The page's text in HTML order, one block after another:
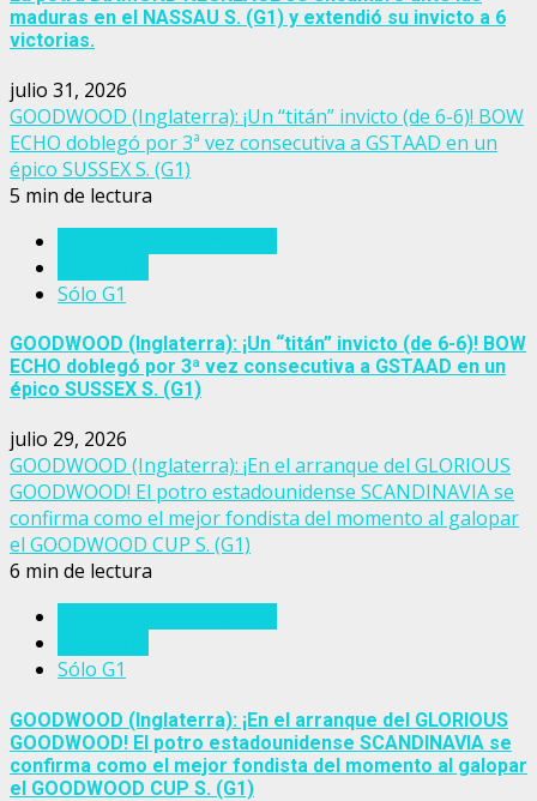
maduras en el NASSAU S. (G1) y extendió su invicto a 6
victorias.
julio 31, 2026
GOODWOOD (Inglaterra): ¡Un “titán” invicto (de 6-6)! BOW
ECHO doblegó por 3ª vez consecutiva a GSTAAD en un
épico SUSSEX S. (G1)
5 min de lectura
Sólo G1
GOODWOOD (Inglaterra): ¡Un “titán” invicto (de 6-6)! BOW
ECHO doblegó por 3ª vez consecutiva a GSTAAD en un
épico SUSSEX S. (G1)
julio 29, 2026
GOODWOOD (Inglaterra): ¡En el arranque del GLORIOUS
GOODWOOD! El potro estadounidense SCANDINAVIA se
confirma como el mejor fondista del momento al galopar
el GOODWOOD CUP S. (G1)
6 min de lectura
Sólo G1
GOODWOOD (Inglaterra): ¡En el arranque del GLORIOUS
GOODWOOD! El potro estadounidense SCANDINAVIA se
confirma como el mejor fondista del momento al galopar
el GOODWOOD CUP S. (G1)